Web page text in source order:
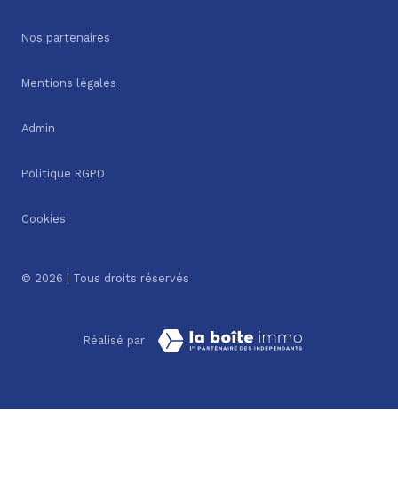
Nos partenaires
Mentions légales
Admin
Politique RGPD
Cookies
© 2026 | Tous droits réservés
Réalisé par